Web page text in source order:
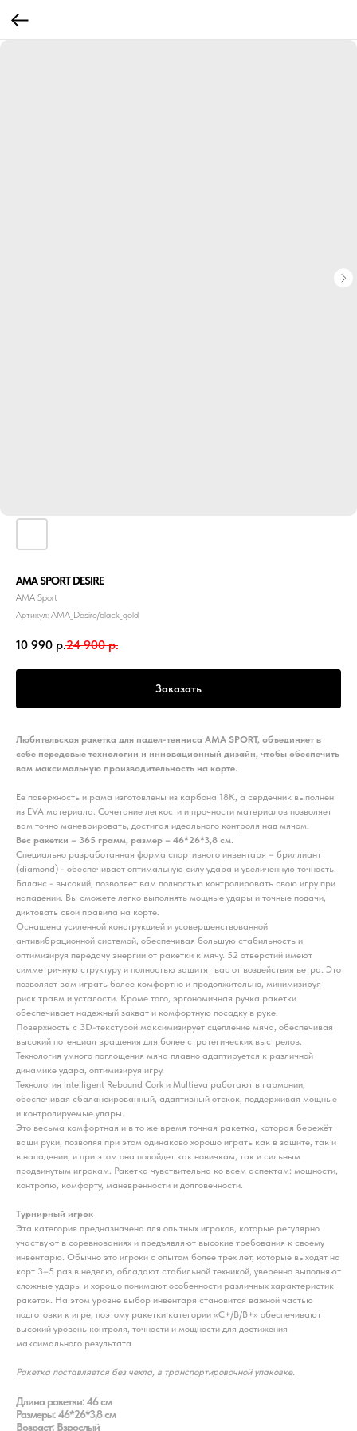
AMA SPORT DESIRE
АМА Sport
Артикул: AMA_Desire/black_gold
10 990 р.24 900 р.
Заказать
Любительская ракетка для падел-тенниса AMA SPORT, объединяет в
себе передовые технологии и инновационный дизайн, чтобы обеспечить
вам максимальную производительность на корте.
Ее поверхность и рама изготовлены из карбона 18К, а сердечник выполнен
из EVA материала. Сочетание легкости и прочности материалов позволяет
вам точно маневрировать, достигая идеального контроля над мячом.
Вес ракетки – 365 грамм, размер – 46*26*3,8 см.
Специально разработанная форма спортивного инвентаря – бриллиант
(diamond) - обеспечивает оптимальную силу удара и увеличенную точность.
Баланс - высокий, позволяет вам полностью контролировать свою игру при
нападении. Вы сможете легко выполнять мощные удары и точные подачи,
диктовать свои правила на корте.
Оснащена усиленной конструкцией и усовершенствованной
антивибрационной системой, обеспечивая большую стабильность и
оптимизируя передачу энергии от ракетки к мячу. 52 отверстий имеют
симметричную структуру и полностью защитят вас от воздействия ветра. Это
позволяет вам играть более комфортно и продолжительно, минимизируя
риск травм и усталости. Кроме того, эргономичная ручка ракетки
обеспечивает надежный захват и комфортную посадку в руке.
Поверхность с 3D-текстурой максимизирует сцепление мяча, обеспечивая
высокий потенциал вращения для более стратегических выстрелов.
Технология умного поглощения мяча плавно адаптируется к различной
динамике удара, оптимизируя игру.
Технология Intelligent Rebound Cork и Multieva работают в гармонии,
обеспечивая сбалансированный, адаптивный отскок, поддерживая мощные
и контролируемые удары.
Это весьма комфортная и в то же время точная ракетка, которая бережёт
ваши руки, позволяя при этом одинаково хорошо играть как в защите, так и
в нападении, и при этом она подойдет как новичкам, так и сильным
продвинутым игрокам. Ракетка чувствительна ко всем аспектам: мощности,
контролю, комфорту, маневренности и долговечности.
Турнирный игрок
Эта категория предназначена для опытных игроков, которые регулярно
участвуют в соревнованиях и предъявляют высокие требования к своему
инвентарю. Обычно это игроки с опытом более трех лет, которые выходят на
корт 3–5 раз в неделю, обладают стабильной техникой, уверенно выполняют
сложные удары и хорошо понимают особенности различных характеристик
ракеток. На этом уровне выбор инвентаря становится важной частью
подготовки к игре, поэтому ракетки категории «C+/B/B+» обеспечивают
высокий уровень контроля, точности и мощности для достижения
максимального результата
Ракетка поставляется без чехла, в транспортировочной упаковке.
Длина ракетки: 46 см
Размеры: 46*26*3,8 см
Возраст: Взрослый